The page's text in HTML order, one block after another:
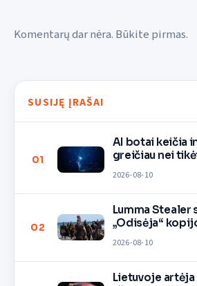
Komentarų dar nėra. Būkite pirmas.
SUSIJĘ ĮRAŠAI
01
AI botai keičia
greičiau nei
2026-08-10
02
Lumma
„Odisėja“
2026-08-10
Lietuvoje artėja